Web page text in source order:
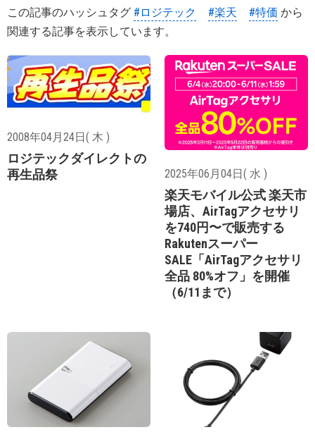
この記事のハッシュタグ #ロジテック #楽天 #特価 から
関連する記事を表示しています。
2008年04月24日( 木 )
ロジテックダイレクトの
再生品祭
2025年06月04日( 水 )
楽天モバイル公式 楽天市
場店、AirTagアクセサリ
を740円〜で販売する
Rakutenスーパー
SALE「AirTagアクセサリ
全品 80%オフ」を開催
（6/11まで）